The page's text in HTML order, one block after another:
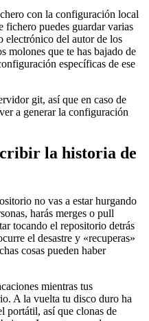
con la configuración local
puedes guardar varias
electrónico del autor de los
molones que te has bajado de
específicas de ese
git, así que en caso de
a generar la configuración
la historia de
no vas a estar hurgando
harás merges o pull
tocando el repositorio detrás
el desastre y «recuperas»
cosas pueden haber
mientras tus
A la vuelta tu disco duro ha
portátil, así que clonas de